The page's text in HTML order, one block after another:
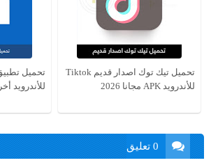
تحميل تيك توك اصدار قديم Tiktok
للأندرويد APK مجانا 2026
للأندرويد أخر
0 تعليق